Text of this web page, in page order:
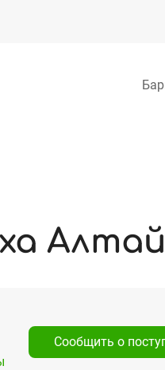
Сообщить о